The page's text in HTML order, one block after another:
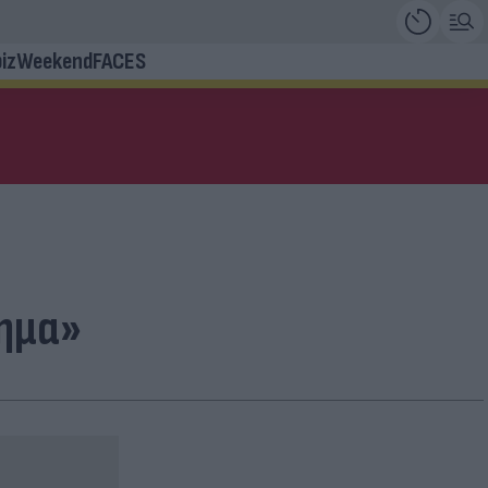
WeekendFACES